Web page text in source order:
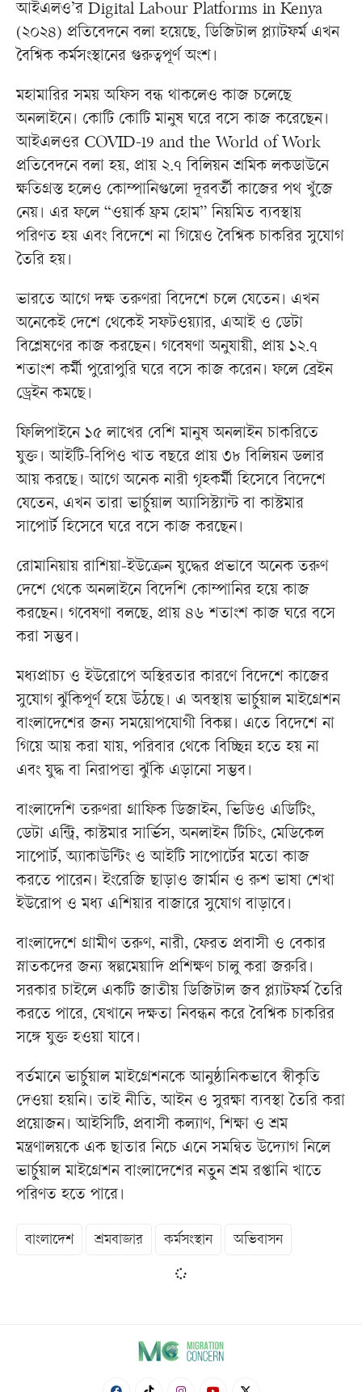
আইএলও’র Digital Labour Platforms in Kenya
(২০২৪) প্রতিবেদনে বলা হয়েছে, ডিজিটাল প্ল্যাটফর্ম এখন
বৈশ্বিক কর্মসংস্থানের গুরুত্বপূর্ণ অংশ।
মহামারির সময় অফিস বন্ধ থাকলেও কাজ চলেছে
অনলাইনে। কোটি কোটি মানুষ ঘরে বসে কাজ করেছেন।
আইএলওর COVID-19 and the World of Work
প্রতিবেদনে বলা হয়, প্রায় ২.৭ বিলিয়ন শ্রমিক লকডাউনে
ক্ষতিগ্রস্ত হলেও কোম্পানিগুলো দূরবর্তী কাজের পথ খুঁজে
নেয়। এর ফলে “ওয়ার্ক ফ্রম হোম” নিয়মিত ব্যবস্থায়
পরিণত হয় এবং বিদেশে না গিয়েও বৈশ্বিক চাকরির সুযোগ
তৈরি হয়।
ভারতে আগে দক্ষ তরুণরা বিদেশে চলে যেতেন। এখন
অনেকেই দেশে থেকেই সফটওয়্যার, এআই ও ডেটা
বিশ্লেষণের কাজ করছেন। গবেষণা অনুযায়ী, প্রায় ১২.৭
শতাংশ কর্মী পুরোপুরি ঘরে বসে কাজ করেন। ফলে ব্রেইন
ড্রেইন কমছে।
ফিলিপাইনে ১৫ লাখের বেশি মানুষ অনলাইন চাকরিতে
যুক্ত। আইটি-বিপিও খাত বছরে প্রায় ৩৮ বিলিয়ন ডলার
আয় করছে। আগে অনেক নারী গৃহকর্মী হিসেবে বিদেশে
যেতেন, এখন তারা ভার্চুয়াল অ্যাসিস্ট্যান্ট বা কাস্টমার
সাপোর্ট হিসেবে ঘরে বসে কাজ করছেন।
রোমানিয়ায় রাশিয়া-ইউক্রেন যুদ্ধের প্রভাবে অনেক তরুণ
দেশে থেকে অনলাইনে বিদেশি কোম্পানির হয়ে কাজ
করছেন। গবেষণা বলছে, প্রায় ৪৬ শতাংশ কাজ ঘরে বসে
করা সম্ভব।
মধ্যপ্রাচ্য ও ইউরোপে অস্থিরতার কারণে বিদেশে কাজের
সুযোগ ঝুঁকিপূর্ণ হয়ে উঠছে। এ অবস্থায় ভার্চুয়াল মাইগ্রেশন
বাংলাদেশের জন্য সময়োপযোগী বিকল্প। এতে বিদেশে না
গিয়ে আয় করা যায়, পরিবার থেকে বিচ্ছিন্ন হতে হয় না
এবং যুদ্ধ বা নিরাপত্তা ঝুঁকি এড়ানো সম্ভব।
বাংলাদেশি তরুণরা গ্রাফিক ডিজাইন, ভিডিও এডিটিং,
ডেটা এন্ট্রি, কাস্টমার সার্ভিস, অনলাইন টিচিং, মেডিকেল
সাপোর্ট, অ্যাকাউন্টিং ও আইটি সাপোর্টের মতো কাজ
করতে পারেন। ইংরেজি ছাড়াও জার্মান ও রুশ ভাষা শেখা
ইউরোপ ও মধ্য এশিয়ার বাজারে সুযোগ বাড়াবে।
বাংলাদেশে গ্রামীণ তরুণ, নারী, ফেরত প্রবাসী ও বেকার
স্নাতকদের জন্য স্বল্পমেয়াদি প্রশিক্ষণ চালু করা জরুরি।
সরকার চাইলে একটি জাতীয় ডিজিটাল জব প্ল্যাটফর্ম তৈরি
করতে পারে, যেখানে দক্ষতা নিবন্ধন করে বৈশ্বিক চাকরির
সঙ্গে যুক্ত হওয়া যাবে।
বর্তমানে ভার্চুয়াল মাইগ্রেশনকে আনুষ্ঠানিকভাবে স্বীকৃতি
দেওয়া হয়নি। তাই নীতি, আইন ও সুরক্ষা ব্যবস্থা তৈরি করা
প্রয়োজন। আইসিটি, প্রবাসী কল্যাণ, শিক্ষা ও শ্রম
মন্ত্রণালয়কে এক ছাতার নিচে এনে সমন্বিত উদ্যোগ নিলে
ভার্চুয়াল মাইগ্রেশন বাংলাদেশের নতুন শ্রম রপ্তানি খাতে
পরিণত হতে পারে।
বাংলাদেশ শ্রমবাজার কর্মসংস্থান অভিবাসন